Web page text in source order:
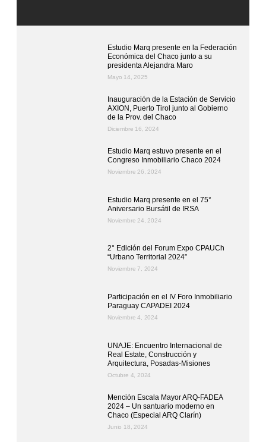
Estudio Marq presente en la Federación
Económica del Chaco junto a su
presidenta Alejandra Maro
Mayo 14, 2025
Inauguración de la Estación de Servicio
AXION, Puerto Tirol junto al Gobierno
de la Prov. del Chaco
Diciembre 16, 2024
Estudio Marq estuvo presente en el
Congreso Inmobiliario Chaco 2024
Noviembre 26, 2024
Estudio Marq presente en el 75°
Aniversario Bursátil de IRSA
Noviembre 24, 2024
2° Edición del Forum Expo CPAUCh
“Urbano Territorial 2024”
Noviembre 7, 2024
Participación en el IV Foro Inmobiliario
Paraguay CAPADEI 2024
Noviembre 4, 2024
UNAJE: Encuentro Internacional de
Real Estate, Construcción y
Arquitectura, Posadas-Misiones
Octubre 4, 2024
Mención Escala Mayor ARQ-FADEA
2024 – Un santuario moderno en
Chaco (Especial ARQ Clarín)
Junio 18, 2024